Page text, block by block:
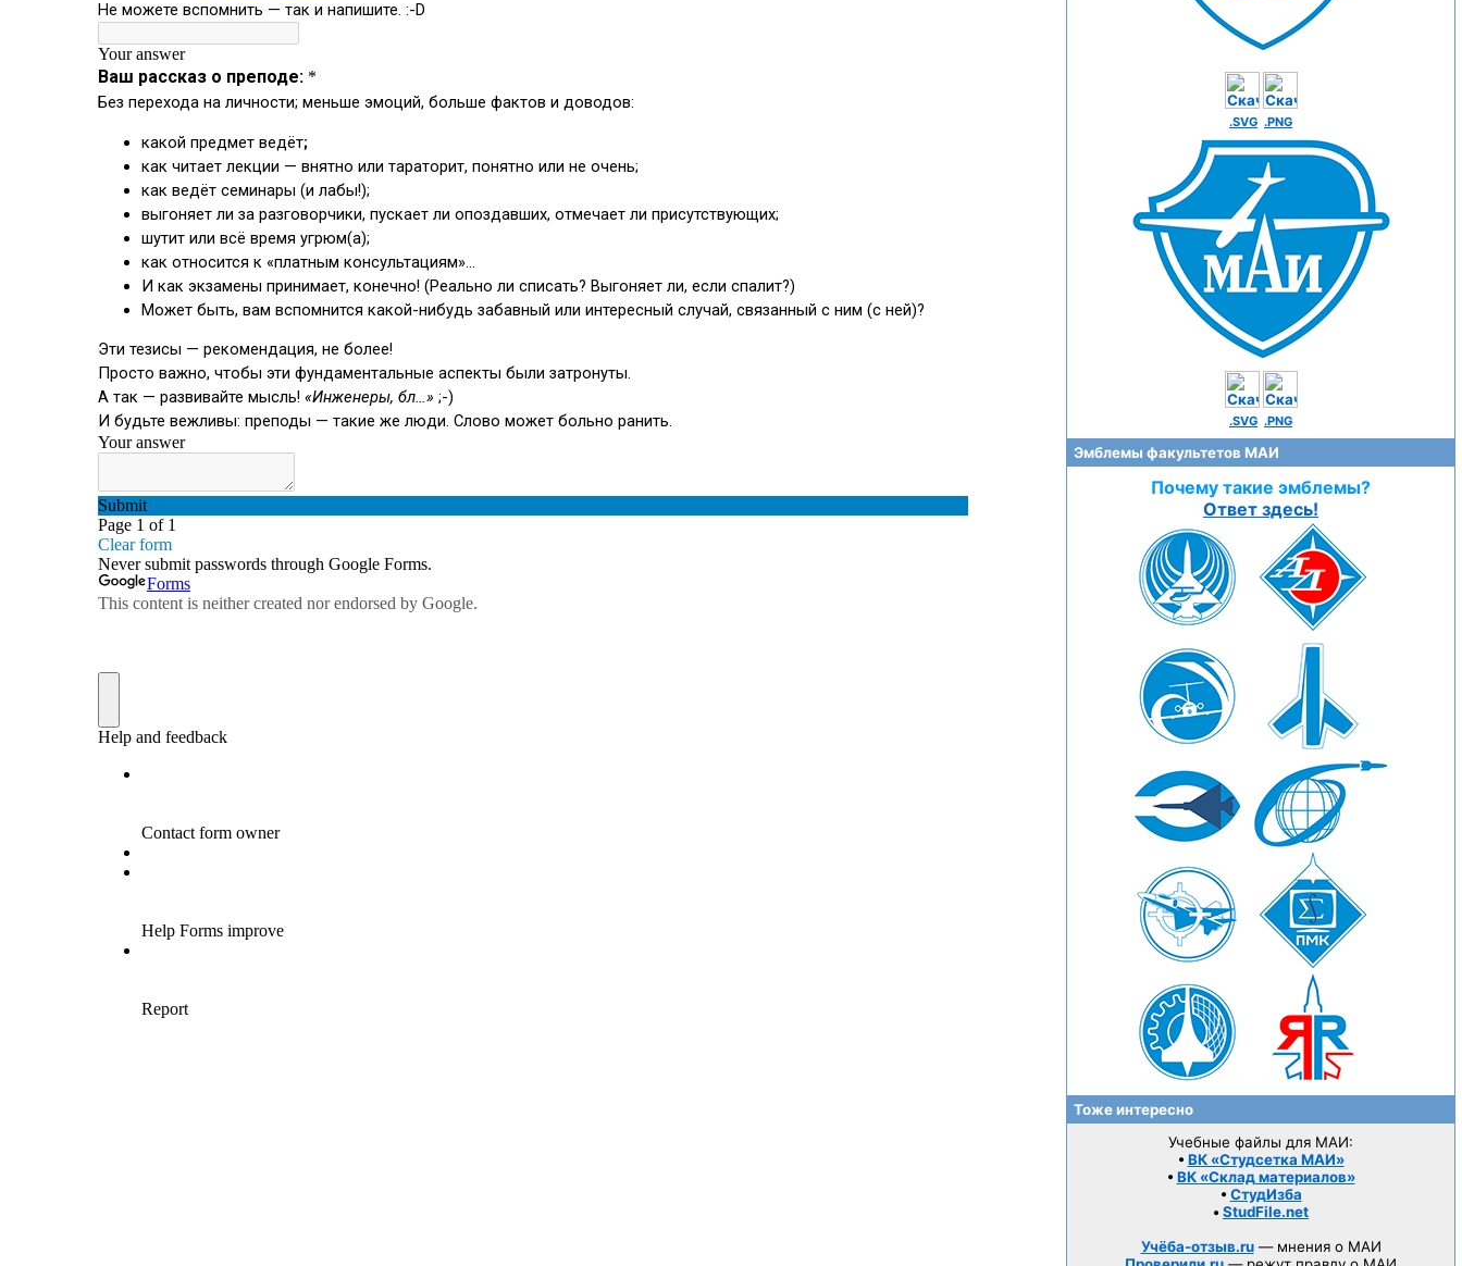
.SVG .PNG
.SVG .PNG
Эмблемы факультетов МАИ
Почему такие эмблемы?
Ответ здесь!
Тоже интересно
Учебные файлы для МАИ:
• ВК «Студсетка МАИ»
• ВК «Склад материалов»
• СтудИзба
• StudFile.net
Учёба-отзыв.ru— мнения о МАИ